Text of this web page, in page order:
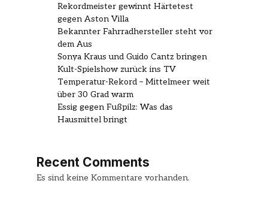
Rekordmeister gewinnt Härtetest
gegen Aston Villa
Bekannter Fahrradhersteller steht vor
dem Aus
Sonya Kraus und Guido Cantz bringen
Kult-Spielshow zurück ins TV
Temperatur-Rekord – Mittelmeer weit
über 30 Grad warm
Essig gegen Fußpilz: Was das
Hausmittel bringt
Recent Comments
Es sind keine Kommentare vorhanden.